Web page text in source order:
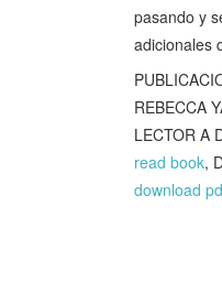
pasando y
adicionales
REBECCA
LECTOR A
read book,
download